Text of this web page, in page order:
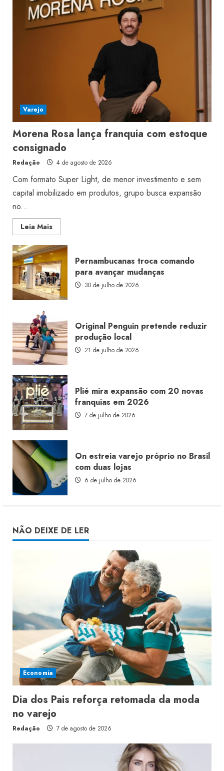
Varejo
Morena Rosa lança franquia com estoque
consignado
Redação 4 de agosto de 2026
Com formato Super Light, de menor investimento e sem
capital imobilizado em produtos, grupo busca expansão
no...
Leia MaisRead
more
Morena
Rosa
lança
franquia
com
estoque
consignado
Pernambucanas troca comando
para avançar mudanças
30 de julho de 2026
Original Penguin pretende reduzir
produção local
21 de julho de 2026
Plié mira expansão com 20 novas
franquias em 2026
7 de julho de 2026
On estreia varejo próprio no Brasil
com duas lojas
6 de julho de 2026
NÃO DEIXE DE LER
Economia
Dia dos Pais reforça retomada da moda
no varejo
Redação 7 de agosto de 2026